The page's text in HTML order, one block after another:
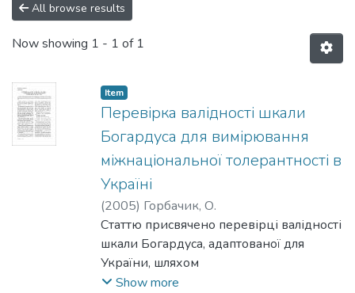
All browse results
Now showing 1 - 1 of 1
Item
Перевірка валідності шкали
Богардуса для вимірювання
міжнаціональної толерантності в
Україні
(2005) Горбачик, О.
Статтю присвячено перевірці валідності
шкали Богардуса, адаптованої для
України, шляхом
порівняння результатів досліджень
Show more